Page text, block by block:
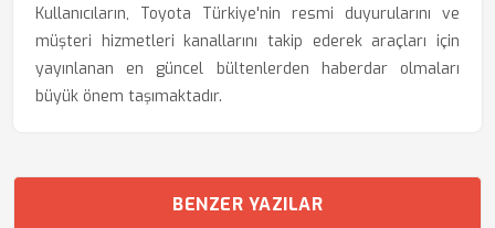
Kullanıcıların, Toyota Türkiye'nin resmi duyurularını ve
müşteri hizmetleri kanallarını takip ederek araçları için
yayınlanan en güncel bültenlerden haberdar olmaları
büyük önem taşımaktadır.
BENZER YAZILAR